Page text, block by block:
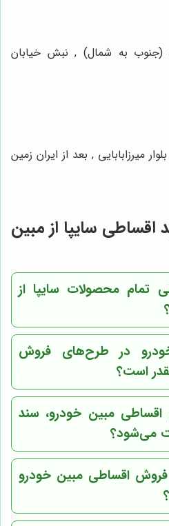
(جنوب به شمال) , نبش خیابان
میرزابابایی , بعد از ایران زمین
اقساطی سایپا از مبین
تمام محصولات سایپا از
در طرح‌های فروش
است؟
مبین خودرو، سند
می‌شود؟
اقساطی مبین خودرو